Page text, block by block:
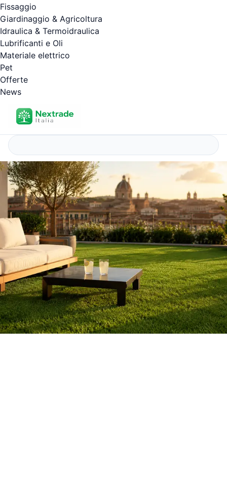
Fissaggio
Giardinaggio & Agricoltura
Idraulica & Termoidraulica
Lubrificanti e Oli
Materiale elettrico
Pet
Offerte
News